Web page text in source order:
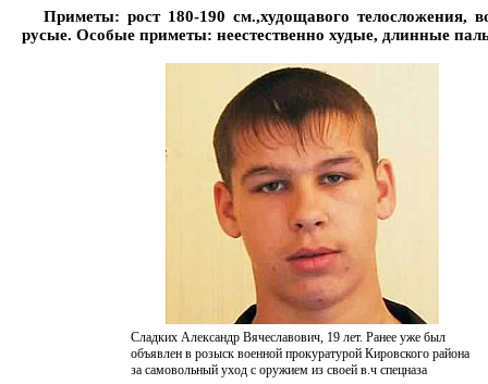
Приметы: рост 180-190 см.,худощавого телосложения,
русые. Особые приметы: неестественно худые, длинные
Сладких Александр Вячеславович, 19 лет. Ранее уже был
объявлен в розыск военной прокуратурой Кировского района
за самовольный уход с оружием из своей в.ч спецназа